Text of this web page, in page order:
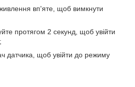
вп'яте, щоб вимкнути
протягом 2 секунд, щоб увійти
датчика, щоб увійти до режиму